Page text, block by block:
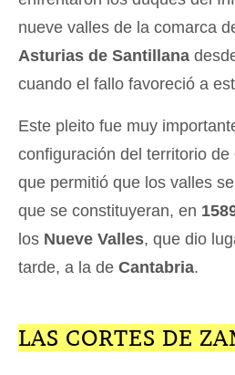
nueve valles de la comarca
Asturias de Santillana
cuando el fallo favoreció a
Este pleito fue muy
configuración del territorio de
que permitió que los valles
que se constituyeran, en
los Nueve Valles, que dio
tarde, a la de Cantabria.
LAS CORTES DE